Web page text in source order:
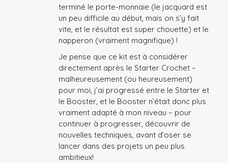
terminé le porte-monnaie (le jacquard est
un peu difficile au début, mais on s’y fait
vite, et le résultat est super chouette) et le
napperon (vraiment magnifique) !
Je pense que ce kit est à considérer
directement après le Starter Crochet –
malheureusement (ou heureusement)
pour moi, j’ai progressé entre le Starter et
le Booster, et le Booster n’était donc plus
vraiment adapté à mon niveau – pour
continuer à progresser, découvrir de
nouvelles techniques, avant d’oser se
lancer dans des projets un peu plus
ambitieux!